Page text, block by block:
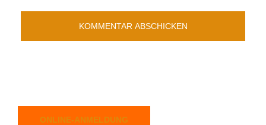
ONLINE-ANMELDUNG